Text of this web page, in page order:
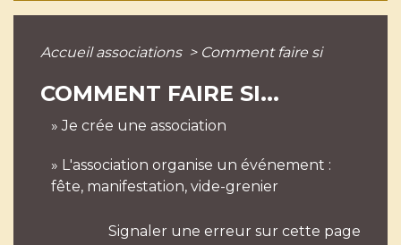
Accueil associations > Comment faire si
COMMENT FAIRE SI...
Je crée une association
L'association organise un événement :
fête, manifestation, vide-grenier
Signaler une erreur sur cette page